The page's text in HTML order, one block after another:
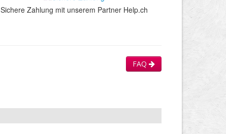
Sichere Zahlung mit unserem Partner Help.ch
FAQ